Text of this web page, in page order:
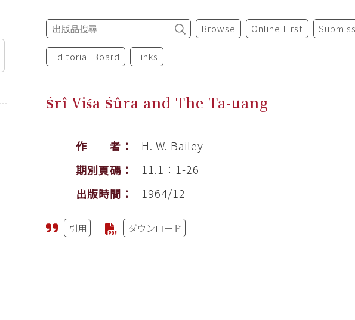
Browse Online First
Editorial Board Links
Śrî Viśa Śûra and The Ta-uang
作 者：
H. W. Bailey
期別頁碼：
11.1：1-26
出版時間：
1964/12
引用 ダウンロード